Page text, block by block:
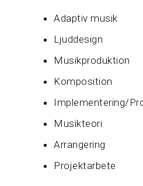
Adaptiv musik
Ljuddesign
Musikproduktion
Komposition
Implementering/
Musikteori
Arrangering
Projektarbete